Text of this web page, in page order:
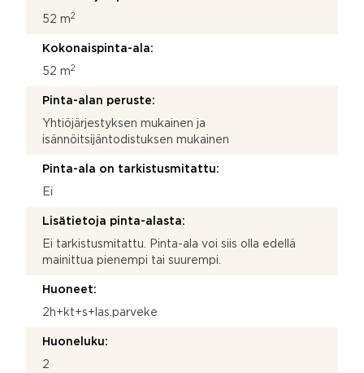
52 m2
Kokonaispinta-ala:
52 m2
Pinta-alan peruste:
Yhtiöjärjestyksen mukainen ja
isännöitsijäntodistuksen mukainen
Pinta-ala on tarkistusmitattu:
Ei
Lisätietoja pinta-alasta:
Ei tarkistusmitattu. Pinta-ala voi siis olla edellä
mainittua pienempi tai suurempi.
Huoneet:
2h+kt+s+las.parveke
Huoneluku:
2